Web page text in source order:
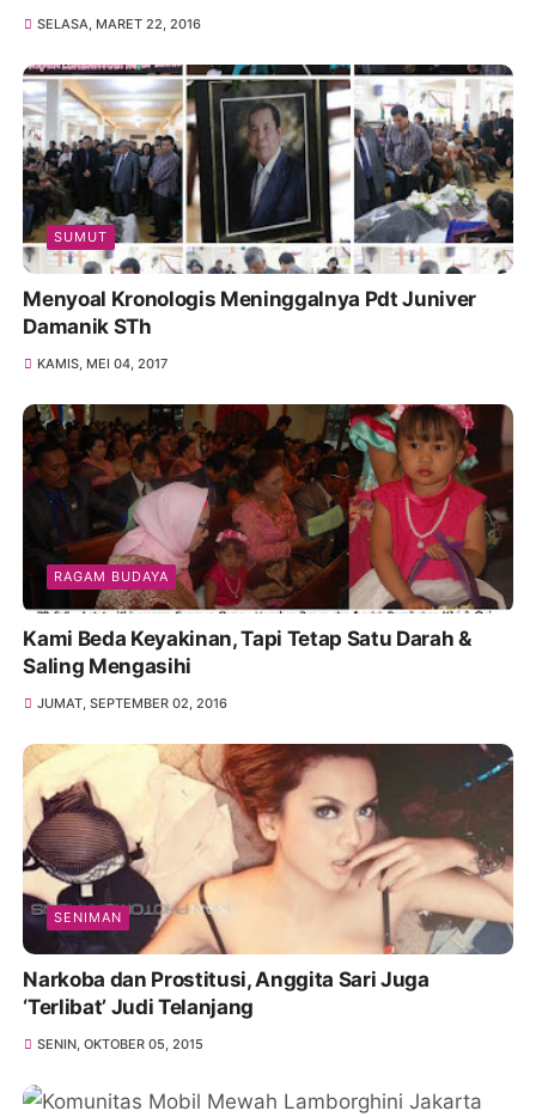
SELASA, MARET 22, 2016
SUMUT
Menyoal Kronologis Meninggalnya Pdt Juniver
Damanik STh
KAMIS, MEI 04, 2017
RAGAM BUDAYA
Kami Beda Keyakinan, Tapi Tetap Satu Darah &
Saling Mengasihi
JUMAT, SEPTEMBER 02, 2016
SENIMAN
Narkoba dan Prostitusi, Anggita Sari Juga
‘Terlibat’ Judi Telanjang
SENIN, OKTOBER 05, 2015